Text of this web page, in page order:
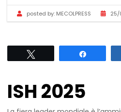
posted by: MECOLPRESS 25/
ISH 2025